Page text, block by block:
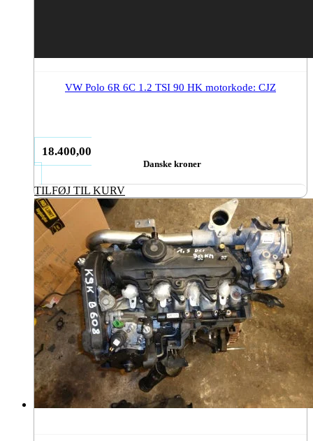
VW Polo 6R 6C 1.2 TSI 90 HK motorkode: CJZ
18.400,00
Danske kroner
TILFØJ TIL KURV